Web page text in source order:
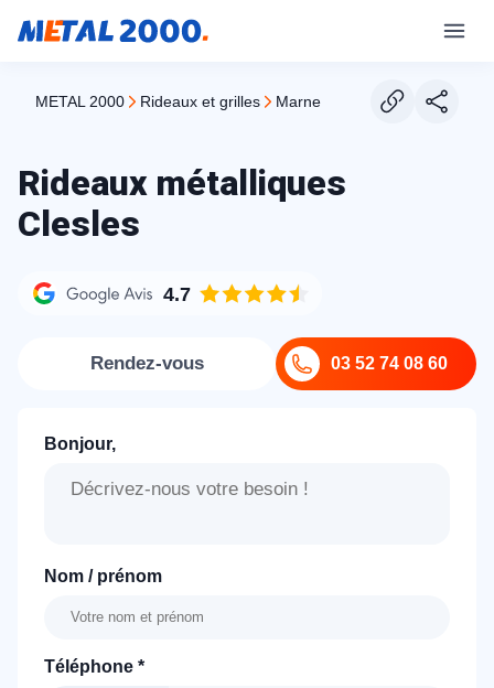
METAL 2000 rideaux et grilles marne
Rideaux métalliques
Clesles
4.7
03 52 74 08 60
Rendez-vous
Bonjour,
Nom / prénom
Téléphone *